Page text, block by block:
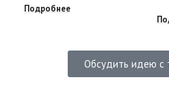
Подробнее
Обсудить идею с